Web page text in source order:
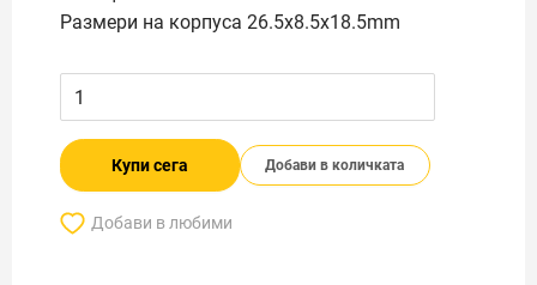
Размери на корпуса 26.5x8.5x18.5mm
Купи сега Добави в количката
Добави в любими